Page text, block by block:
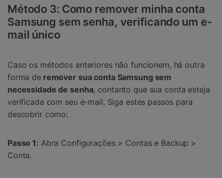
Método 3: Como remover minha conta
Samsung sem senha, verificando um e-
mail único
Caso os métodos anteriores não funcionem, há outra
forma deremover sua conta Samsung sem
necessidade de senha, contanto que sua conta esteja
verificada com seu e-mail. Siga estes passos para
descobrir como:
Passo 1: Abra Configurações > Contas e Backup >
Conta.